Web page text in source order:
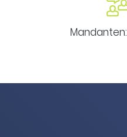
Mandanten: